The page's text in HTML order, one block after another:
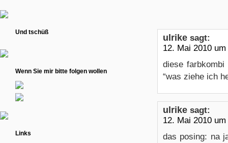
ulrike sagt:
12. Mai 2010
diese
“was ziehe ich
ulrike sagt:
12. Mai 2010
das posing: na
Und tschüß
Wenn Sie mir bitte folgen wollen
Links